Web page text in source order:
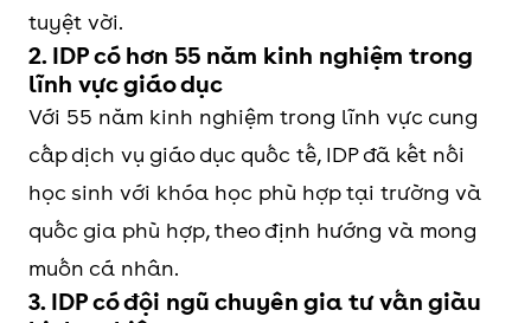
tuyệt vời.
2. IDP có hơn 55 năm kinh nghiệm trong
lĩnh vực giáo dục
Với 55 năm kinh nghiệm trong lĩnh vực cung
cấp dịch vụ giáo dục quốc tế, IDP đã kết nối
học sinh với khóa học phù hợp tại trường và
quốc gia phù hợp, theo định hướng và mong
muốn cá nhân.
3. IDP có đội ngũ chuyên gia tư vấn giàu